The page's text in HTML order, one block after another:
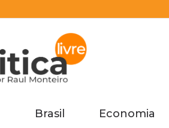
Brasil Economia